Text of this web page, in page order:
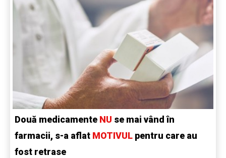
Două medicamente NU se mai vând în
farmacii, s-a aflat MOTIVUL pentru care au
fost retrase